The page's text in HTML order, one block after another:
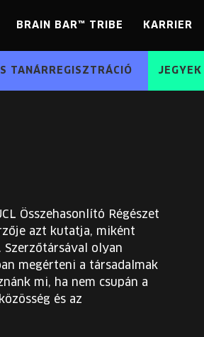
BRAIN BAR™ TRIBE KARRIER
TANÁRREGISZTRÁCIÓ JEGYEK
Összehasonlító Régészet
azt kutatja, miként
olyan
megérteni a társadalmak
mi, ha nem csupán a
és az